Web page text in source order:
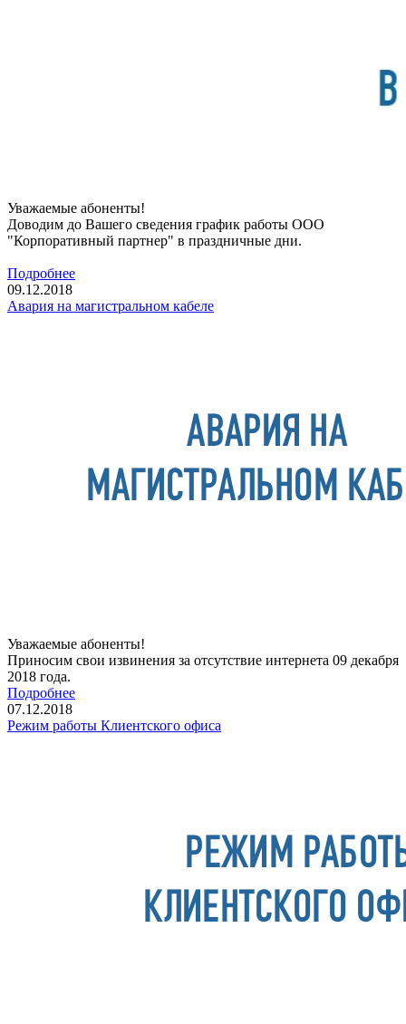
Уважаемые абоненты!
Доводим до Вашего сведения график работы ООО
"Корпоративный партнер" в праздничные дни.
Подробнее
09.12.2018
Авария на магистральном кабеле
Уважаемые абоненты!
Приносим свои извинения за отсутствие интернета 09 декабря
2018 года.
Подробнее
07.12.2018
Режим работы Клиентского офиса